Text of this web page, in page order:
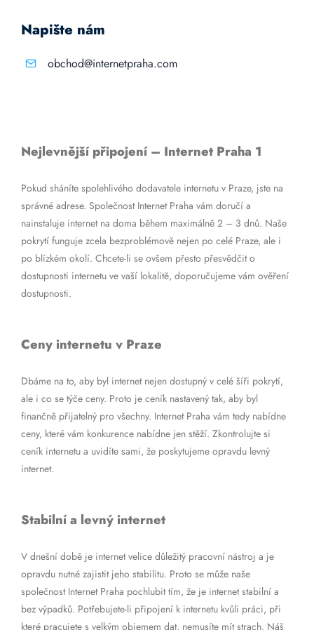
Napište nám
obchod@internetpraha.com
Nejlevnější připojení – Internet Praha 1
Pokud sháníte spolehlivého dodavatele internetu v Praze, jste na
správné adrese. Společnost Internet Praha vám doručí a
nainstaluje internet na doma během maximálně 2 – 3 dnů. Naše
pokrytí funguje zcela bezproblémově nejen po celé Praze, ale i
po blízkém okolí. Chcete-li se ovšem přesto přesvědčit o
dostupnosti internetu ve vaší lokalitě, doporučujeme vám ověření
dostupnosti.
Ceny internetu v Praze
Dbáme na to, aby byl internet nejen dostupný v celé šíři pokrytí,
ale i co se týče ceny. Proto je ceník nastavený tak, aby byl
finančně přijatelný pro všechny. Internet Praha vám tedy nabídne
ceny, které vám konkurence nabídne jen stěží. Zkontrolujte si
ceník internetu a uvidíte sami, že poskytujeme opravdu levný
internet.
Stabilní a levný internet
V dnešní době je internet velice důležitý pracovní nástroj a je
opravdu nutné zajistit jeho stabilitu. Proto se může naše
společnost Internet Praha pochlubit tím, že je internet stabilní a
bez výpadků. Potřebujete-li připojení k internetu kvůli práci, při
které pracujete s velkým objemem dat, nemusíte mít strach. Náš